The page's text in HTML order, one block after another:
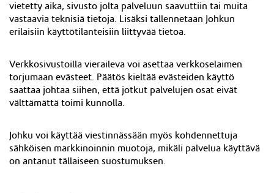
vietetty aika, sivusto jolta palveluun saavuttiin tai muita
vastaavia teknisiä tietoja. Lisäksi tallennetaan Johkun
erilaisiin käyttötilanteisiin liittyvää tietoa.
Verkkosivustoilla vieraileva voi asettaa verkkoselaimen
torjumaan evästeet. Päätös kieltää evästeiden käyttö
saattaa johtaa siihen, että jotkut palvelujen osat eivät
välttämättä toimi kunnolla.
Johku voi käyttää viestinnässään myös kohdennettuja
sähköisen markkinoinnin muotoja, mikäli palvelua käyttävä
on antanut tällaiseen suostumuksen.